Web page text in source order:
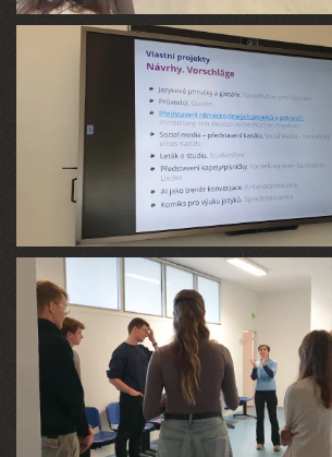
VIEW
VIEW